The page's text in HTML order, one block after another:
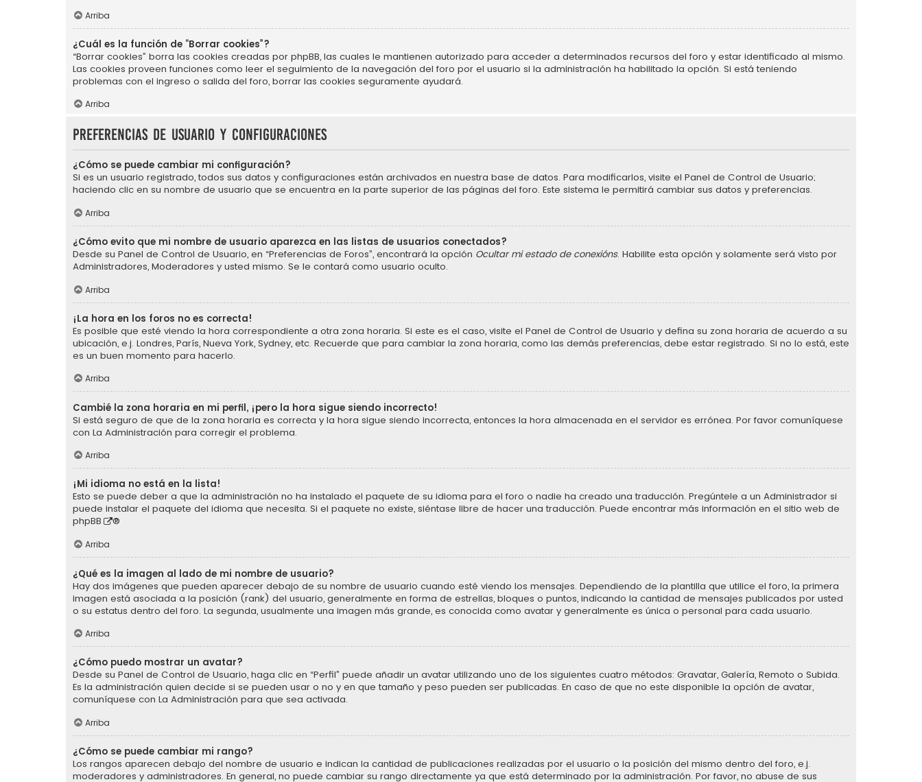
Arriba
¿Cuál es la función de “Borrar cookies”?
“Borrar cookies” borra las cookies creadas por phpBB, las cuales le mantienen autorizado para acceder a determinados recursos del foro y estar identificado al mismo.
Las cookies proveen funciones como leer el seguimiento de la navegación del foro por el usuario si la administración ha habilitado la opción. Si está teniendo
problemas con el ingreso o salida del foro, borrar las cookies seguramente ayudará.
Arriba
Preferencias de usuario y configuraciones
¿Cómo se puede cambiar mi configuración?
Si es un usuario registrado, todos sus datos y configuraciones están archivados en nuestra base de datos. Para modificarlos, visite el Panel de Control de Usuario;
haciendo clic en su nombre de usuario que se encuentra en la parte superior de las páginas del foro. Este sistema le permitirá cambiar sus datos y preferencias.
Arriba
¿Cómo evito que mi nombre de usuario aparezca en las listas de usuarios conectados?
Desde su Panel de Control de Usuario, en “Preferencias de Foros”, encontrará la opción Ocultar mi estado de conexións. Habilite esta opción y solamente será visto por
Administradores, Moderadores y usted mismo. Se le contará como usuario oculto.
Arriba
¡La hora en los foros no es correcta!
Es posible que esté viendo la hora correspondiente a otra zona horaria. Si este es el caso, visite el Panel de Control de Usuario y defina su zona horaria de acuerdo a su
ubicación, e.j. Londres, París, Nueva York, Sydney, etc. Recuerde que para cambiar la zona horaria, como las demás preferencias, debe estar registrado. Si no lo está, este
es un buen momento para hacerlo.
Arriba
Cambié la zona horaria en mi perfil, ¡pero la hora sigue siendo incorrecto!
Si está seguro de que de la zona horaria es correcta y la hora sigue siendo incorrecta, entonces la hora almacenada en el servidor es errónea. Por favor comuníquese
con La Administración para corregir el problema.
Arriba
¡Mi idioma no está en la lista!
Esto se puede deber a que la administración no ha instalado el paquete de su idioma para el foro o nadie ha creado una traducción. Pregúntele a un Administrador si
puede instalar el paquete del idioma que necesita. Si el paquete no existe, siéntase libre de hacer una traducción. Puede encontrar más información en el sitio web de
phpBB
®
Arriba
¿Qué es la imagen al lado de mi nombre de usuario?
Hay dos imágenes que pueden aparecer debajo de su nombre de usuario cuando esté viendo los mensajes. Dependiendo de la plantilla que utilice el foro, la primera
imagen está asociada a la posición (rank) del usuario, generalmente en forma de estrellas, bloques o puntos, indicando la cantidad de mensajes publicados por usted
o su estatus dentro del foro. La segunda, usualmente una imagen más grande, es conocida como avatar y generalmente es única o personal para cada usuario.
Arriba
¿Cómo puedo mostrar un avatar?
Desde su Panel de Control de Usuario, haga clic en “Perfil” puede añadir un avatar utilizando uno de los siguientes cuatro métodos: Gravatar, Galería, Remoto o Subida.
Es la administración quien decide si se pueden usar o no y en que tamaño y peso pueden ser publicadas. En caso de que no este disponible la opción de avatar,
comuníquese con La Administración para que sea activada.
Arriba
¿Cómo se puede cambiar mi rango?
Los rangos aparecen debajo del nombre de usuario e indican la cantidad de publicaciones realizadas por el usuario o la posición del mismo dentro del foro, e.j.
moderadores y administradores. En general, no puede cambiar su rango directamente ya que está determinado por la administración. Por favor, no abuse de sus